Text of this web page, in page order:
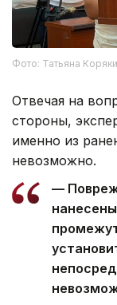
Фото: Татьяна
Отвечая на
стороны,
именно из
невозможно.
—